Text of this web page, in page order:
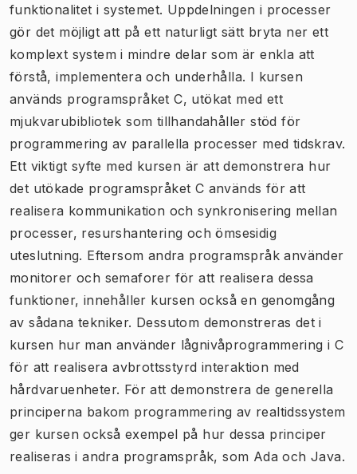
funktionalitet i systemet. Uppdelningen i processer
gör det möjligt att på ett naturligt sätt bryta ner ett
komplext system i mindre delar som är enkla att
förstå, implementera och underhålla. I kursen
används programspråket C, utökat med ett
mjukvarubibliotek som tillhandahåller stöd för
programmering av parallella processer med tidskrav.
Ett viktigt syfte med kursen är att demonstrera hur
det utökade programspråket C används för att
realisera kommunikation och synkronisering mellan
processer, resurshantering och ömsesidig
uteslutning. Eftersom andra programspråk använder
monitorer och semaforer för att realisera dessa
funktioner, innehåller kursen också en genomgång
av sådana tekniker. Dessutom demonstreras det i
kursen hur man använder lågnivåprogrammering i C
för att realisera avbrottsstyrd interaktion med
hårdvaruenheter. För att demonstrera de generella
principerna bakom programmering av realtidssystem
ger kursen också exempel på hur dessa principer
realiseras i andra programspråk, som Ada och Java.